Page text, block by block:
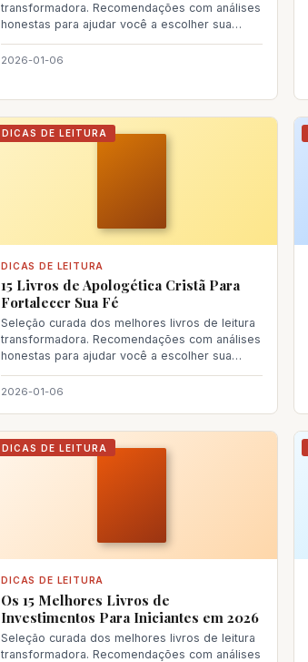
transformadora. Recomendações com análises
honestas para ajudar você a escolher sua
próxima le
2026-01-06
DICAS DE LEITURA
DICAS DE LEITURA
15 Livros de Apologética Cristã Para
Fortalecer Sua Fé
Seleção curada dos melhores livros de leitura
transformadora. Recomendações com análises
honestas para ajudar você a escolher sua
próxima le
2026-01-06
DICAS DE LEITURA
DICAS DE LEITURA
Os 15 Melhores Livros de
Investimentos Para Iniciantes em 2026
Seleção curada dos melhores livros de leitura
transformadora. Recomendações com análises